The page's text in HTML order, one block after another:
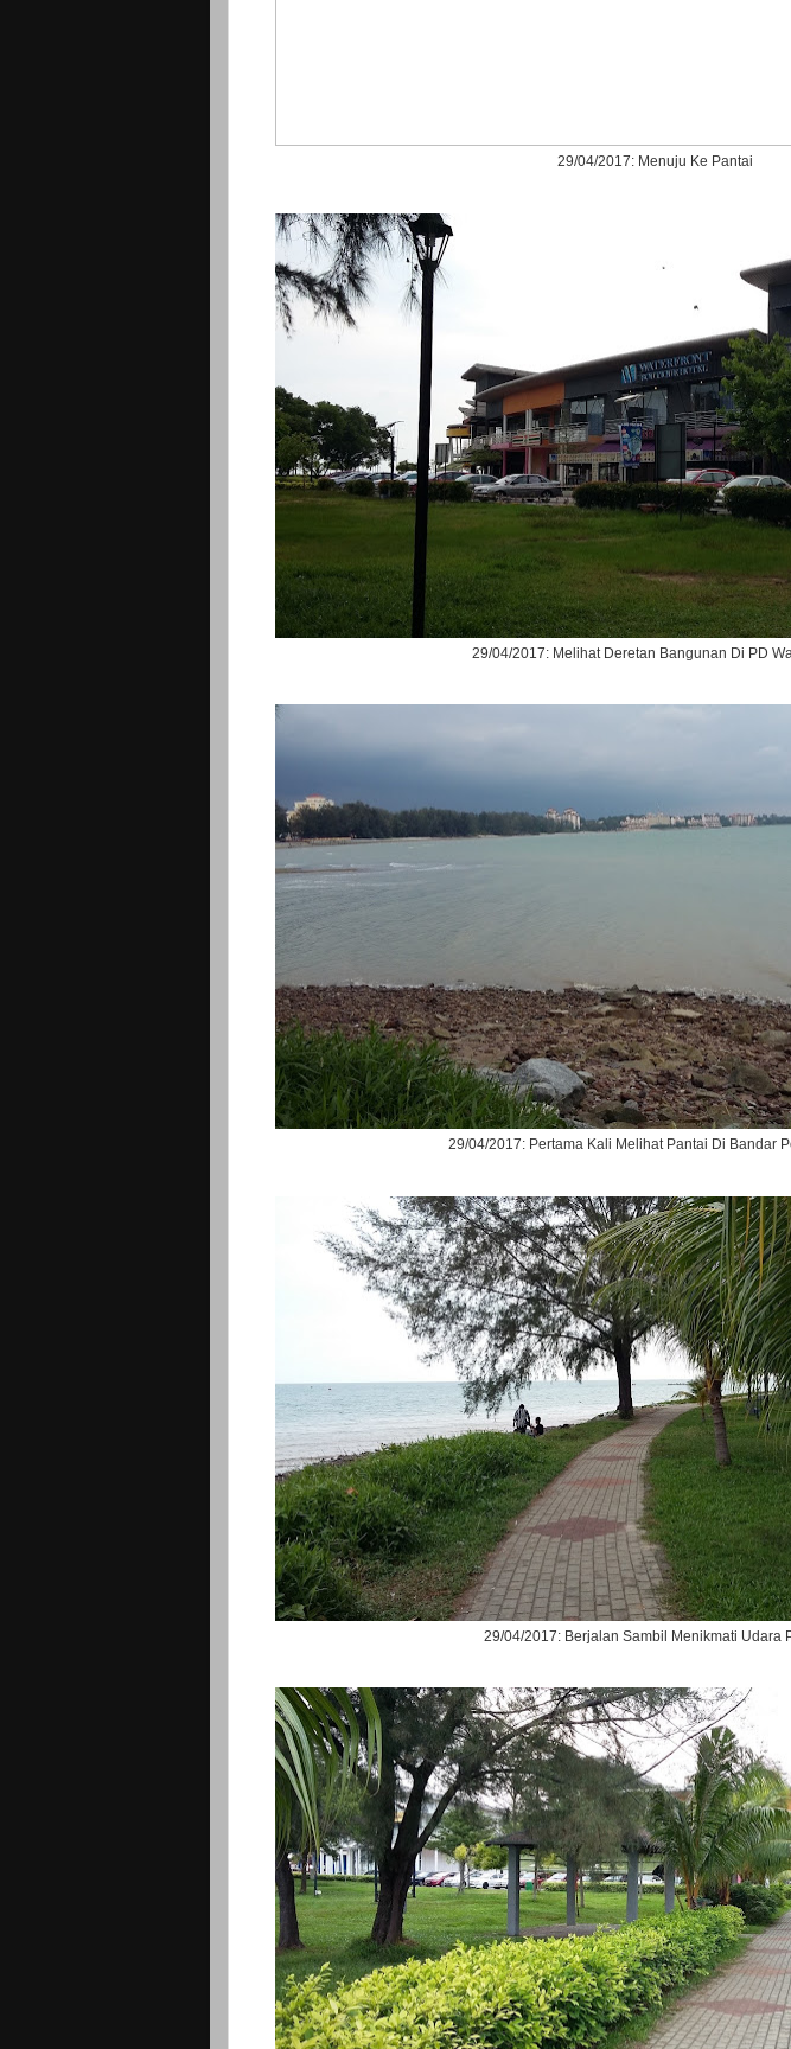
29/04/2017: Menuju Ke Pantai
29/04/2017: Melihat Deretan Bangunan Di PD
29/04/2017: Pertama Kali Melihat Pantai Di Bandar
29/04/2017: Berjalan Sambil Menikmati Udara